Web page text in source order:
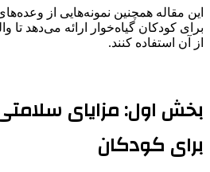
این مقاله همچنین نمونه‌هایی از
برای کودکان گیاه‌خوار ارائه می‌دهد تا
از آن استفاده کنند.
بخش اول: مزایای
برای کودکان